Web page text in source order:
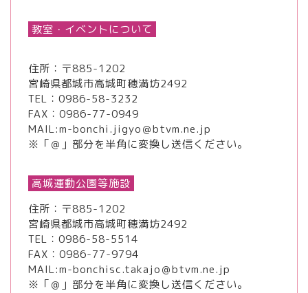
教室・イベントについて
住所：〒885-1202
宮崎県都城市高城町穂満坊2492
TEL： 0986-58-3232
FAX：0986-77-0949
MAIL:m-bonchi.jigyo＠btvm.ne.jp
※「＠」部分を半角に変換し送信ください。
高城運動公園等施設
住所：〒885-1202
宮崎県都城市高城町穂満坊2492
TEL： 0986-58-5514
FAX：0986-77-9794
MAIL:m-bonchisc.takajo＠btvm.ne.jp
※「＠」部分を半角に変換し送信ください。